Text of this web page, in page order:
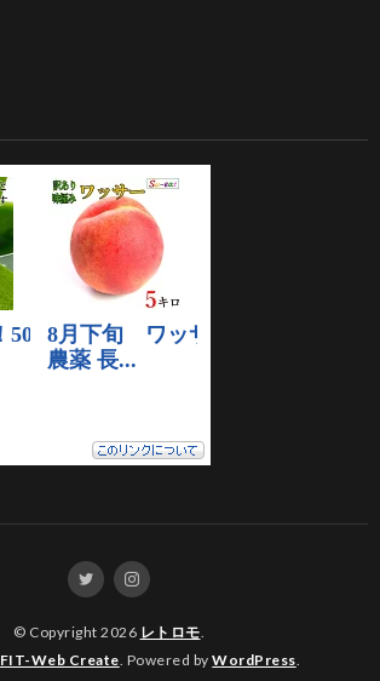
© Copyright 2026 レトロモ.
FIT-Web Create. Powered byWordPress.